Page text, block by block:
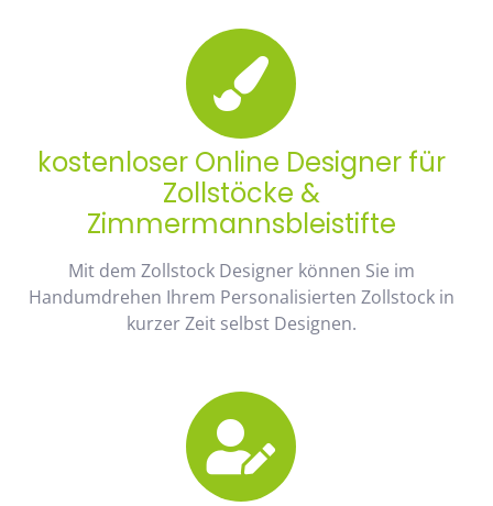
kostenloser Online Designer für
Zollstöcke &
Zimmermannsbleistifte
Mit dem Zollstock Designer können Sie im
Handumdrehen Ihrem Personalisierten Zollstock in
kurzer Zeit selbst Designen.